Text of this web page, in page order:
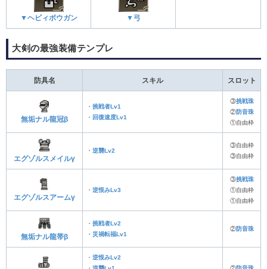
▼ヘビィボウガン ▼弓
大剣の最強装備テンプレ
防具名 スキル スロット
無垢ナル龍冠β
・ 挑戦者Lv1
・ 回復速度Lv1
③挑戦珠
②防音珠
①自由枠
エグゾルスメイルγ
・ 逆襲Lv2
③自由枠
③自由枠
エグゾルスアームγ
・ 逆恨みLv3
③挑戦珠
①自由枠
①自由枠
無垢ナル龍帯β
・ 挑戦者Lv2
・ 災禍転福Lv1
②防音珠
・ 逆恨みLv2